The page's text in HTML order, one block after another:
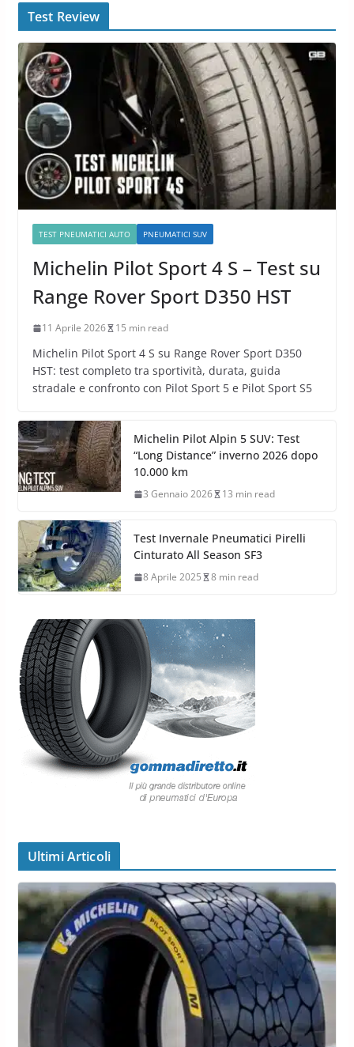
Test Review
TEST PNEUMATICI AUTO PNEUMATICI SUV
Michelin Pilot Sport 4 S – Test su
Range Rover Sport D350 HST
11 Aprile 2026 15 min read
Michelin Pilot Sport 4 S su Range Rover Sport D350
HST: test completo tra sportività, durata, guida
stradale e confronto con Pilot Sport 5 e Pilot Sport S5
Michelin Pilot Alpin 5 SUV: Test
“Long Distance” inverno 2026 dopo
10.000 km
3 Gennaio 2026 13 min read
Test Invernale Pneumatici Pirelli
Cinturato All Season SF3
8 Aprile 2025 8 min read
Ultimi Articoli